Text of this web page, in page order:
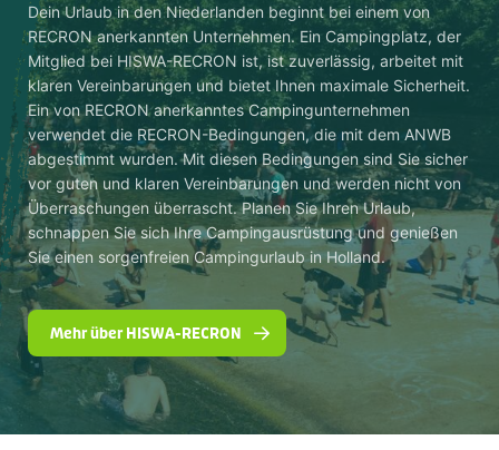
Dein Urlaub in den Niederlanden beginnt bei einem von
RECRON anerkannten Unternehmen. Ein Campingplatz, der
Mitglied bei HISWA-RECRON ist, ist zuverlässig, arbeitet mit
klaren Vereinbarungen und bietet Ihnen maximale Sicherheit.
Ein von RECRON anerkanntes Campingunternehmen
verwendet die RECRON-Bedingungen, die mit dem ANWB
abgestimmt wurden. Mit diesen Bedingungen sind Sie sicher
vor guten und klaren Vereinbarungen und werden nicht von
Überraschungen überrascht. Planen Sie Ihren Urlaub,
schnappen Sie sich Ihre Campingausrüstung und genießen
Sie einen sorgenfreien Campingurlaub in Holland.
Mehr über HISWA-RECRON